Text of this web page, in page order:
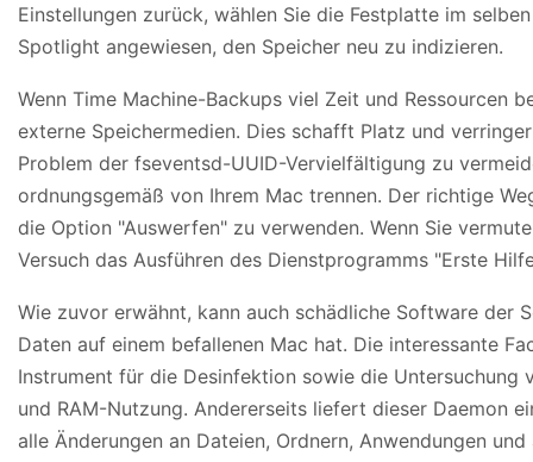
Einstellungen zurück, wählen Sie die Festplatte im
Spotlight angewiesen, den Speicher neu zu indizieren.
Wenn Time Machine-Backups viel Zeit und Ressourcen
externe Speichermedien. Dies schafft Platz und
Problem der fseventsd-UUID-Vervielfältigung zu
ordnungsgemäß von Ihrem Mac trennen. Der richtige
die Option "Auswerfen" zu verwenden. Wenn Sie
Versuch das Ausführen des Dienstprogramms "Erste
Wie zuvor erwähnt, kann auch schädliche Software der
Daten auf einem befallenen Mac hat. Die interessante
Instrument für die Desinfektion sowie die Untersuchung
und RAM-Nutzung. Andererseits liefert dieser Daemon
alle Änderungen an Dateien, Ordnern, Anwendungen